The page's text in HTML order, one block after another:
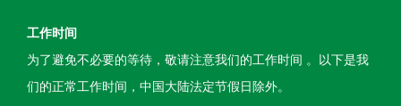
工作时间
为了避免不必要的等待，敬请注意我们的工作时间 。以下是我
们的正常工作时间，中国大陆法定节假日除外。